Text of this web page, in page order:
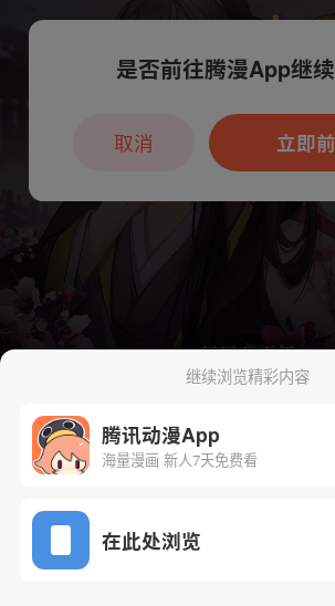
下一话 腾漫App
继续浏览精彩内容
腾讯动漫App
海量漫画 新人7天免费看
在此处浏览
本章节仅支持App阅读，可打
户7天免费看
是否前往腾漫App继
立即
取消